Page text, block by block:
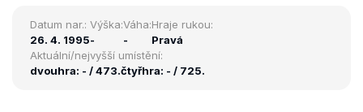
Datum nar.:
26. 4. 1995
Výška:
-
Váha:
-
Hraje rukou:
Pravá
Aktuální/nejvyšší umístění:
dvouhra: - / 473.čtyřhra: - / 725.